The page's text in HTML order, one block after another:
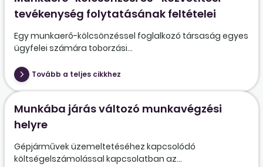
tevékenység folytatásának feltételei
Egy munkaerő-kölcsönzéssel foglalkozó társaság egyes
ügyfelei számára toborzási...
Tovább a teljes cikkhez
Munkába járás változó munkavégzési
helyre
Gépjárművek üzemeltetéséhez kapcsolódó
költségelszámolással kapcsolatban az...